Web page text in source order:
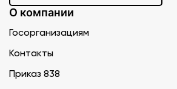
О компании
Госорганизациям
Контакты
Приказ 838